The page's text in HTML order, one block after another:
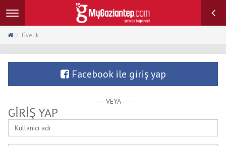
Toggle
navigation
Üyelik
Facebook ile giriş yap
---- VEYA ----
GİRİŞ YAP